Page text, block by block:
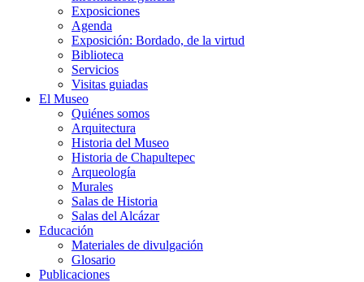
Exposiciones
Agenda
Exposición: Bordado, de la virtud
Biblioteca
Servicios
Visitas guiadas
El Museo
Quiénes somos
Arquitectura
Historia del Museo
Historia de Chapultepec
Arqueología
Murales
Salas de Historia
Salas del Alcázar
Educación
Materiales de divulgación
Glosario
Publicaciones